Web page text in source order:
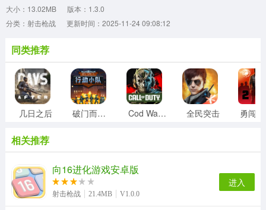
大小：13.02MB
版本：1.3.0
分类：射击枪战
更新时间：2025-11-24 09:08:12
同类推荐
几日之后 破门而入行动小队 Cod Warzone 全民突击
相关推荐
向16进化游戏安卓版
射击枪战 21.4MB V1.0.0
进入